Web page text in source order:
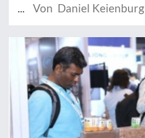
Von Daniel Keienburg